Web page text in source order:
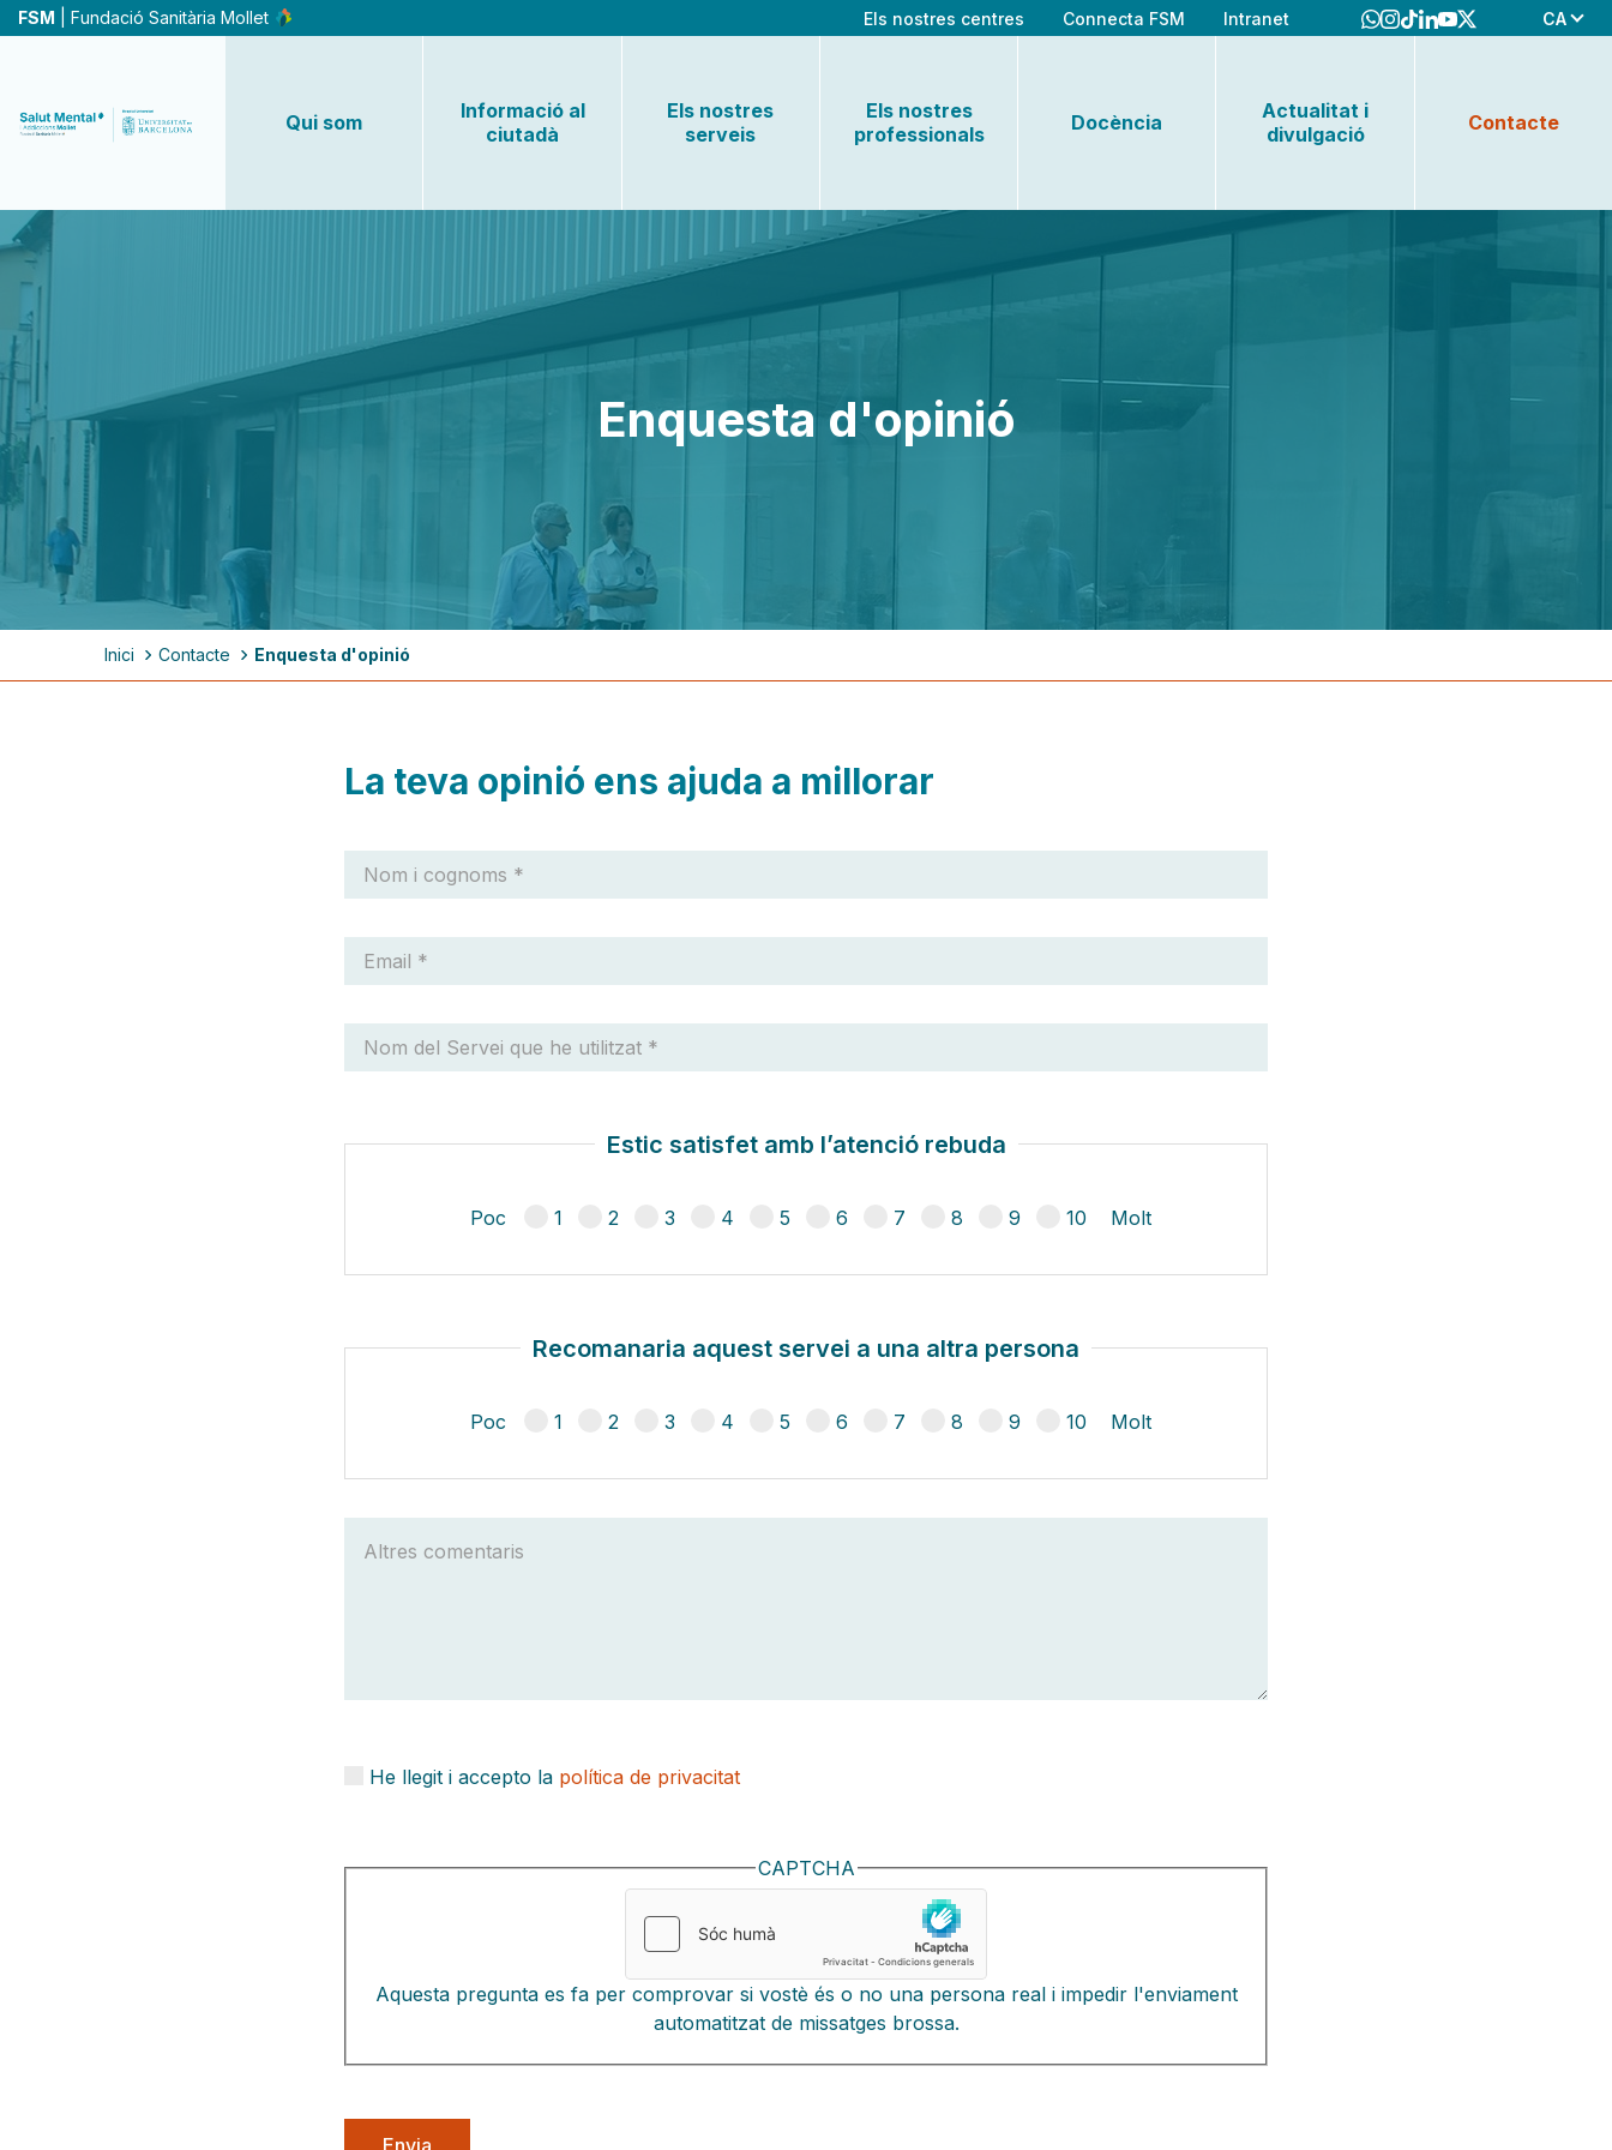
Vés
al
FSM | Fundació Sanitària Mollet Els nostres centres Connecta FSM Intranet CA
Qui som
Informació al
ciutadà
Els nostres
serveis
Els nostres
professionals
Docència
Actualitat i
divulgació
Contacte
Enquesta d'opinió
d'ariadna
Inici Contacte Enquesta d'opinió
La teva opinió ens ajuda a millorar
Estic satisfet amb l’atenció rebuda
1
Poc 2 3 4 5 6 7 8 9 10 Molt
Recomanaria aquest servei a una altra persona
1
Poc 2 3 4 5 6 7 8 9 10 Molt
He llegit i accepto la política de privacitat
CAPTCHA
Aquesta pregunta es fa per comprovar si vostè és o no una persona real i impedir l'enviament
automatitzat de missatges brossa.